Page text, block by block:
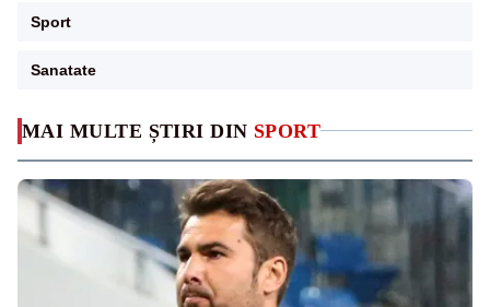
MAI MULTE ȘTIRI DIN SPORT
Sport
Sanatate